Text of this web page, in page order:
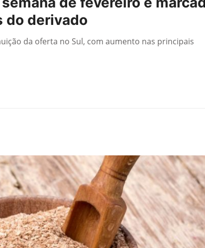
do derivado
da oferta no Sul, com aumento nas principais